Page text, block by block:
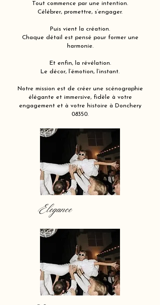
Tout commence par une intention.
Célébrer, promettre, s’engager.
Puis vient la création.
Chaque détail est pensé pour former une
harmonie.
Et enfin, la révélation.
Le décor, l’émotion, l’instant.
Notre mission est de créer une scénographie
élégante et immersive, fidèle à votre
engagement et à votre histoire à Donchery
08350.
Elegance